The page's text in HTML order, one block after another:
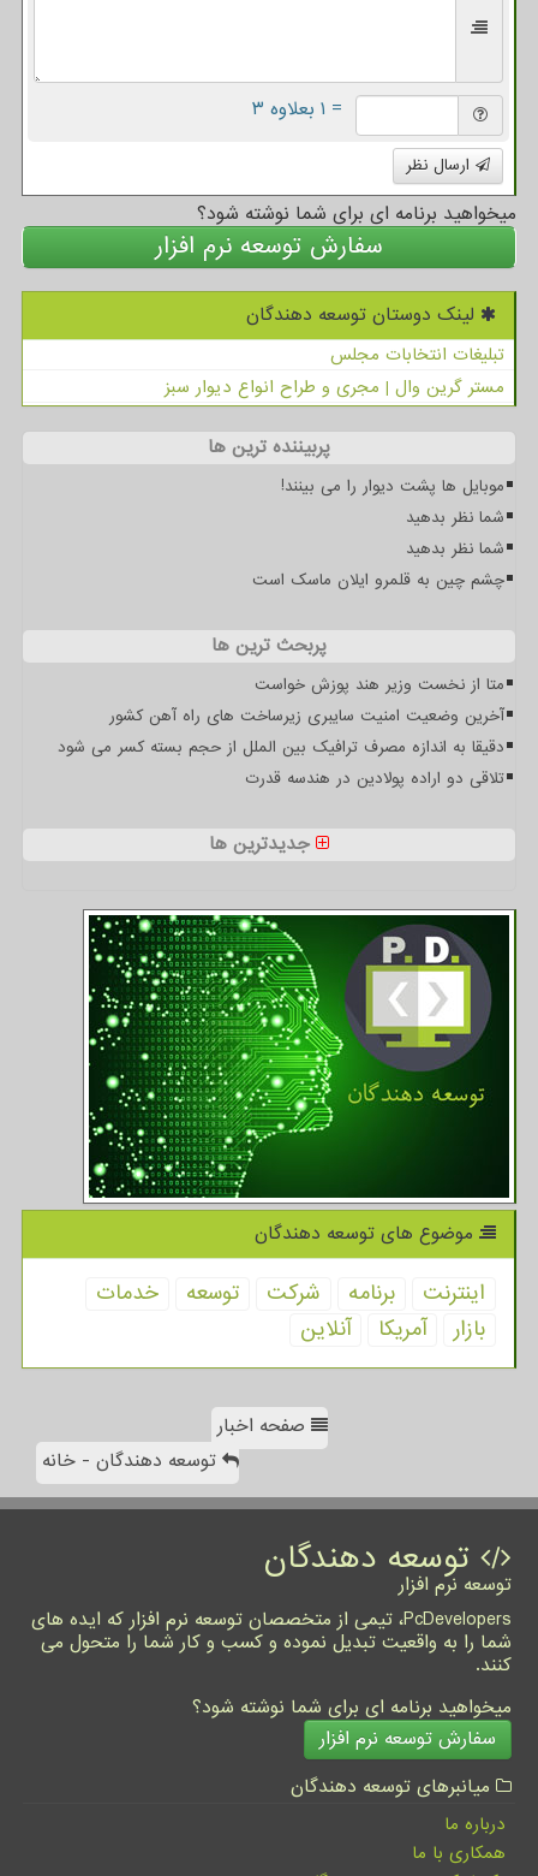
= ۱ بعلاوه ۳
ارسال نظر
میخواهید برنامه ای برای شما نوشته شود؟
سفارش توسعه نرم افزار
لینک دوستان توسعه دهندگان
تبلیغات انتخابات مجلس
مستر گرین وال | مجری و طراح انواع دیوار سبز
پربیننده ترین ها
موبایل ها پشت دیوار را می بینند!
شما نظر بدهید
شما نظر بدهید
چشم چین به قلمرو ایلان ماسک است
پربحث ترین ها
متا از نخست وزیر هند پوزش خواست
آخرین وضعیت امنیت سایبری زیرساخت های راه آهن کشور
دقیقا به اندازه مصرف ترافیک بین الملل از حجم بسته کسر می شود
تلاقی دو اراده پولادین در هندسه قدرت
جدیدترین ها
موضوع های توسعه دهندگان
اینترنت برنامه شركت توسعه
خدمات
بازار
آمریكا آنلاین
صفحه اخبار
توسعه دهندگان - خانه
توسعه دهندگان
توسعه نرم افزار
PcDevelopers، تیمی از متخصصان توسعه نرم افزار که ایده های
شما را به واقعیت تبدیل نموده و کسب و کار شما را متحول می
کنند.
میخواهید برنامه ای برای شما نوشته شود؟
سفارش توسعه نرم افزار
میانبرهای توسعه دهندگان
درباره ما
همکاری با ما